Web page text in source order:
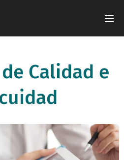
Calidad e